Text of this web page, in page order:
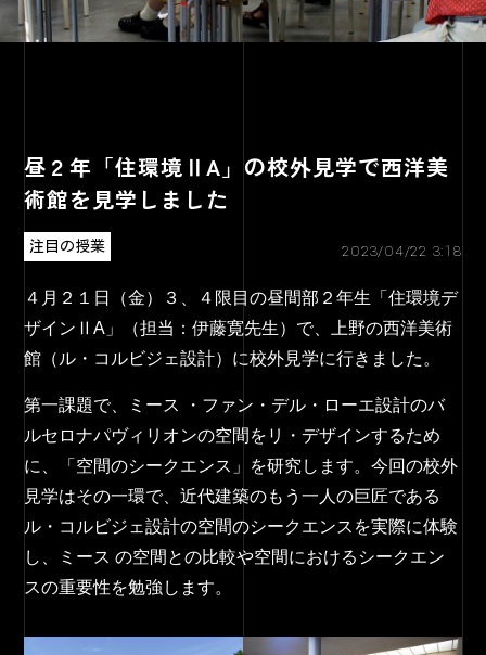
昼２年「住環境ⅡA」の校外見学で西洋美
術館を見学しました
注目の授業 2023/04/22 3:18
４月２１日（金）３、４限目の昼間部２年生「住環境デ
ザインⅡA」（担当：伊藤寛先生）で、上野の西洋美術
館（ル・コルビジェ設計）に校外見学に行きました。
第一課題で、ミース ・ファン・デル・ローエ設計のバ
ルセロナパヴィリオンの空間をリ・デザインするため
に、「空間のシークエンス」を研究します。今回の校外
見学はその一環で、近代建築のもう一人の巨匠である
ル・コルビジェ設計の空間のシークエンスを実際に体験
し、ミース の空間との比較や空間におけるシークエン
スの重要性を勉強します。